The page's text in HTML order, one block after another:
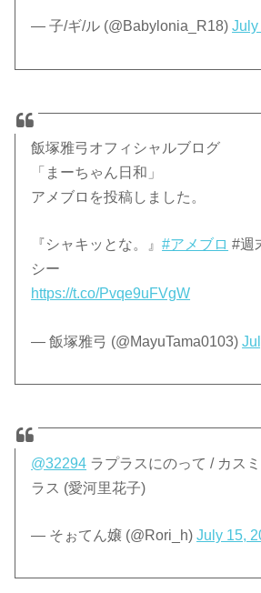
— 子/ギ/ル (@Babylonia_R18)July
飯塚雅弓オフィシャルブログ
「まーちゃん日和」
アメブロを投稿しました。
『シャキッとな。』#アメブロ #週
シー
https://t.co/Pvqe9uFVgW
— 飯塚雅弓 (@MayuTama0103)
@32294 ラプラスにのって / カス
ラス (愛河里花子)
— そぉてん嬢 (@Rori_h)July 15,